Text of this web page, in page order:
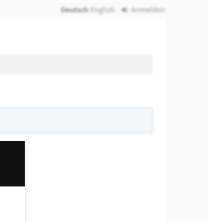
Deutsch English Anmelden